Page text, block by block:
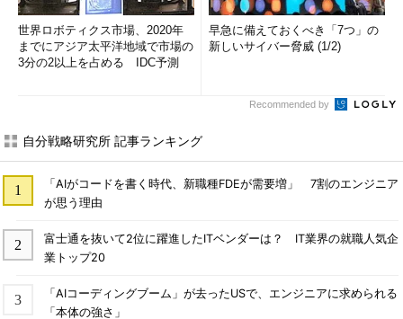
世界ロボティクス市場、2020年
までにアジア太平洋地域で市場の
3分の2以上を占める IDC予測
早急に備えておくべき「7つ」の
新しいサイバー脅威 (1/2)
Recommended by
自分戦略研究所 記事ランキング
「AIがコードを書く時代、新職種FDEが需要増」 7割のエンジニア
が思う理由
富士通を抜いて2位に躍進したITベンダーは？ IT業界の就職人気企
業トップ20
「AIコーディングブーム」が去ったUSで、エンジニアに求められる
「本体の強さ」